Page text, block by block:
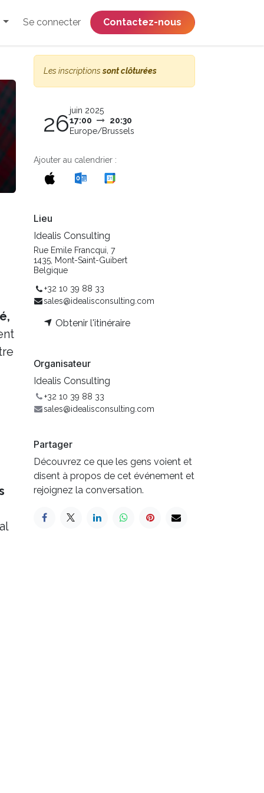
Se connecter ​​​​​​​​​​​​​​​​Contactez-nous
Les inscriptionssont clôturées
26juin 2025
17:00
20:30
Europe/Brussels
Ajouter au calendrier :
Lieu
Idealis Consulting
Rue Emile Francqui, 7
1435, Mont-Saint-Guibert
Belgique
+32 10 39 88 33
sales@idealisconsulting.com
Obtenir l'itinéraire
Organisateur
Idealis Consulting
+32 10 39 88 33
sales@idealisconsulting.com
Partager
Découvrez ce que les gens voient et
disent à propos de cet événement et
rejoignez la conversation.